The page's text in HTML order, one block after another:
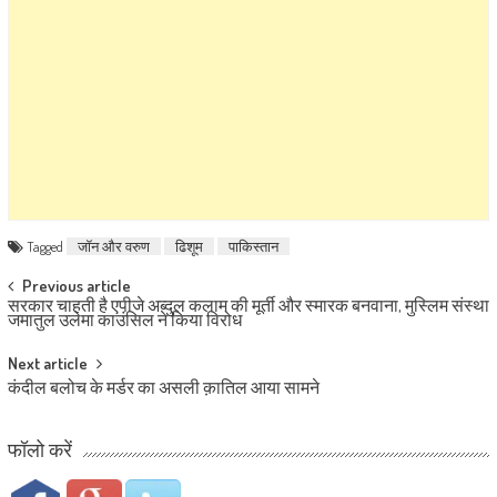
Tagged जॉन और वरुण ढिशूम पाकिस्तान
Post navigation
Previous article
सरकार चाहती है एपीजे अब्‍दुल कलाम की मूर्ती और स्मारक बनवाना, मुस्लिम संस्था
जमातुल उलेमा काउंसिल ने किया विरोध
Next article
कंदील बलोच के मर्डर का असली क़ातिल आया सामने
फॉलो करें